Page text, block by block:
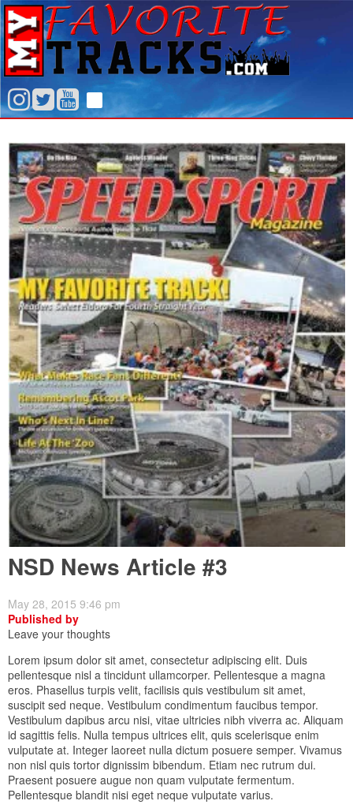
NSD News Article #3
May 28, 2015 9:46 pm
Published by
Leave your thoughts
Lorem ipsum dolor sit amet, consectetur adipiscing elit. Duis
pellentesque nisl a tincidunt ullamcorper. Pellentesque a magna
eros. Phasellus turpis velit, facilisis quis vestibulum sit amet,
suscipit sed neque. Vestibulum condimentum faucibus tempor.
Vestibulum dapibus arcu nisi, vitae ultricies nibh viverra ac. Aliquam
id sagittis felis. Nulla tempus ultrices elit, quis scelerisque enim
vulputate at. Integer laoreet nulla dictum posuere semper. Vivamus
non nisl quis tortor dignissim bibendum. Etiam nec rutrum dui.
Praesent posuere augue non quam vulputate fermentum.
Pellentesque blandit nisi eget neque vulputate varius.